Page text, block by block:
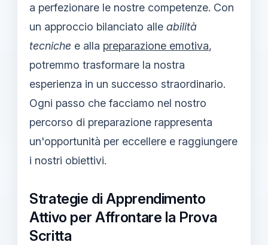
a perfezionare le nostre competenze. Con
un approccio bilanciato alle abilità
tecniche e alla preparazione emotiva,
potremmo trasformare la nostra
esperienza in un successo straordinario.
Ogni passo che facciamo nel nostro
percorso di preparazione rappresenta
un'opportunità per eccellere e raggiungere
i nostri obiettivi.
Strategie di Apprendimento
Attivo per Affrontare la Prova
Scritta